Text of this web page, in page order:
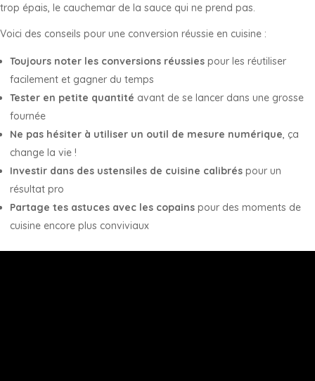
trop épais, le cauchemar de la sauce qui ne prend pas.
Voici des conseils pour une conversion réussie en cuisine :
Toujours noter les conversions réussies pour les réutiliser
facilement et gagner du temps
Tester en petite quantité avant de se lancer dans une grosse
fournée
Ne pas hésiter à utiliser un outil de mesure numérique, ça
change la vie !
Investir dans des ustensiles de cuisine calibrés pour un
résultat pro
Partage tes astuces avec les copains pour des moments de
cuisine encore plus conviviaux